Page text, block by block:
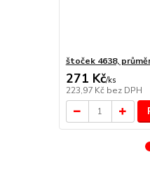
štoček 4638,
271 Kč/ks
223,97 Kč bez DPH